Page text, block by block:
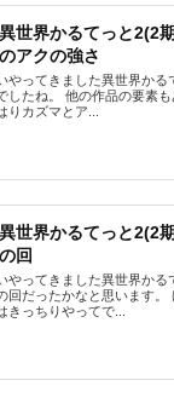
異世界かるてっと2(2
アクの強さ
やってきました異世界かる
したね。 他の作品の要素も
りカズマとア...
異世界かるてっと2(2
回
やってきました異世界かる
回だったかなと思います。
きっちりやってで...